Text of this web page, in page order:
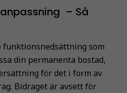
– Så
funktionsnedsättning som
din permanenta bostad,
för det i form av
Bidraget är avsett för